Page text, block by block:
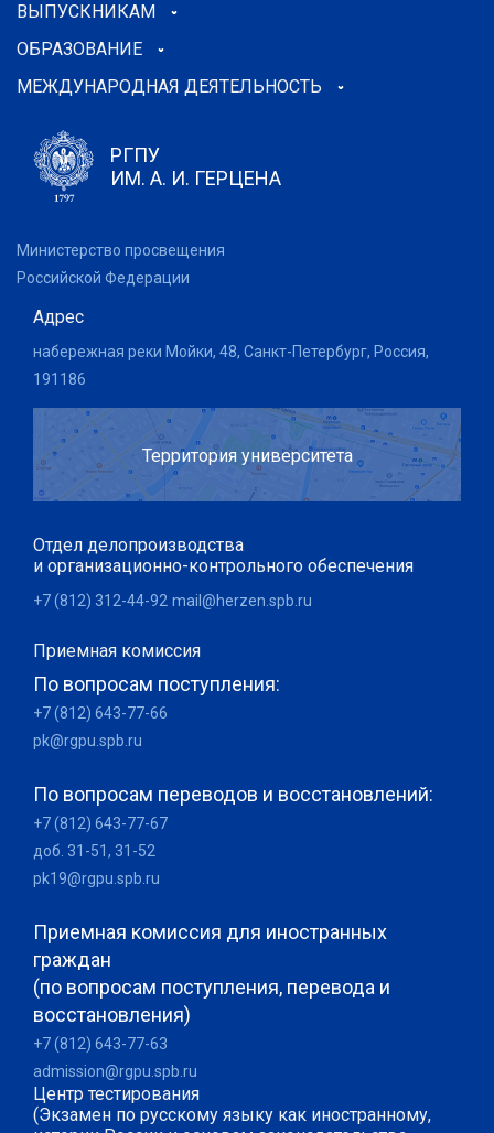
ВЫПУСКНИКАМ
ОБРАЗОВАНИЕ
МЕЖДУНАРОДНАЯ ДЕЯТЕЛЬНОСТЬ
РГПУ
ИМ. А. И. ГЕРЦЕНА
Министерство просвещения
Российской Федерации
Адрес
набережная реки Мойки, 48, Санкт-Петербург, Россия,
191186
Территория университета
Отдел делопроизводства
и организационно-контрольного обеспечения
+7 (812) 312-44-92 mail@herzen.spb.ru
Приемная комиссия
По вопросам поступления:
+7 (812) 643-77-66
pk@rgpu.spb.ru
По вопросам переводов и восстановлений:
+7 (812) 643-77-67
доб. 31-51, 31-52
pk19@rgpu.spb.ru
Приемная комиссия для иностранных
граждан
(по вопросам поступления, перевода и
восстановления)
+7 (812) 643-77-63
admission@rgpu.spb.ru
Центр тестирования
(Экзамен по русскому языку как иностранному,